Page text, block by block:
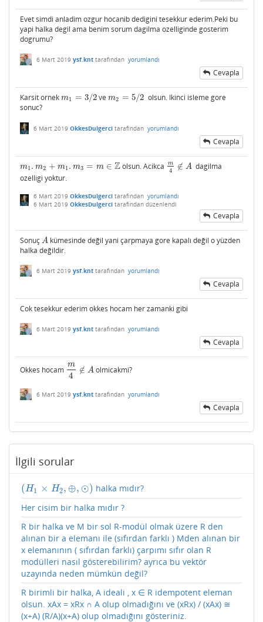
Evet simdi anladim ozgur hocanib dedigini tesekkur ederim.Peki bu
yapi halka degil ama benim sorum dagilma ozelliginde gosterim
dogrumu?
6 Mart 2019 ysf.knt tarafından yorumlandı
Cevapla
Karsit ornek m1 = 3/2
m1 3/ 2 vem2 = 5/2
m2 =5/ 2
olsun. Ikinci isleme gore
sonuc?
6 Mart 2019 OkkesDulgerci tarafından yorumlandı
Cevapla
m1. m2 + m1. m3 = m ∈ Z
m1.m2+ m1 .m3=m∈ Z olsun. Acikca m
4 ∉ A
m4 ∉ A
dagilma
ozelligi yoktur.
6 Mart 2019 OkkesDulgerci tarafından yorumlandı
6 Mart 2019 OkkesDulgerci tarafından düzenlendi
Cevapla
Sonuç A
A kümesinde değil yani çarpmaya gore kapalı değil o yüzden
halka değildir.
6 Mart 2019 ysf.knt tarafından yorumlandı
Cevapla
Cok tesekkur ederim okkes hocam her zamanki gibi
6 Mart 2019 ysf.knt tarafından yorumlandı
Cevapla
Okkes hocam
m
4
∉ A
m4 ∉A olmicakmi?
6 Mart 2019 ysf.knt tarafından yorumlandı
Cevapla
İlgili sorular
(H1 × H2, ⊕, ⊙)
(H1× H2 ⊕,⊙ )
halka mıdır?
Her cisim bir halka mıdır ?
R bir halka ve M bir sol R-modül olmak üzere R den
alınan bir a elemanı ile (sıfırdan farklı ) Mden alınan bir
x elemanının ( sıfırdan farklı) çarpımı sıfır olan R
modülleri nasıl gösterebilirim? ayrıca bu vektör
uzayında neden mümkün değil?
R birimli bir halka, A ideali , x ∈ R idempotent eleman
olsun. xAx = xRx ∩ A olup olmadığını ve (xRx) / (xAx) ≅
(x+A) (R/A)(x+A) olup olmadığını gösteriniz.